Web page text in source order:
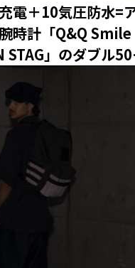
電＋10気圧防水=
時計「Q&Q Smile
」のダブル50